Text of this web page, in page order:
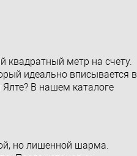
квадратный метр на счету.
идеально вписывается в
В нашем каталоге
но лишенной шарма.